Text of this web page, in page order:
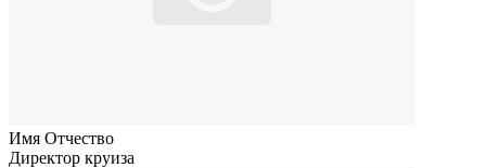
Имя Отчество
Директор круиза